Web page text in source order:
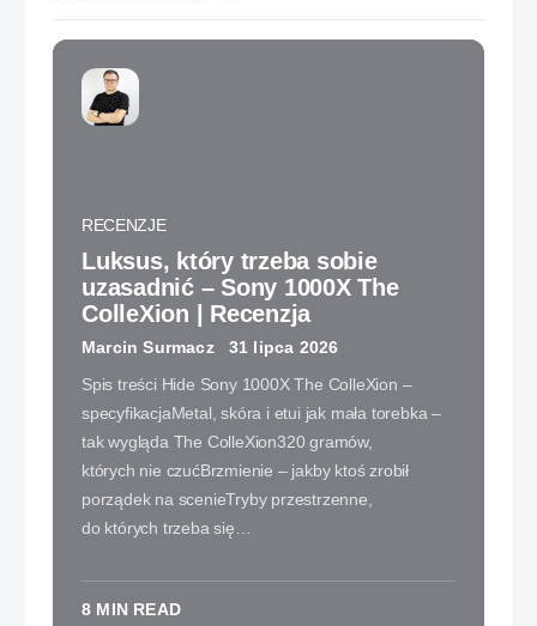
RECENZJE
Luksus, który trzeba sobie
uzasadnić – Sony 1000X The
ColleXion | Recenzja
Marcin Surmacz 31 lipca 2026
Spis treści Hide Sony 1000X The ColleXion –
specyfikacjaMetal, skóra i etui jak mała torebka –
tak wygląda The ColleXion320 gramów,
których nie czućBrzmienie – jakby ktoś zrobił
porządek na scenieTryby przestrzenne,
do których trzeba się…
8 MIN READ